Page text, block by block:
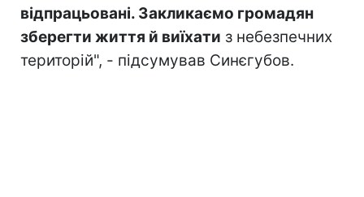
відпрацьовані. Закликаємо громадян
зберегти життя й виїхати з небезпечних
територій", - підсумував Синєгубов.